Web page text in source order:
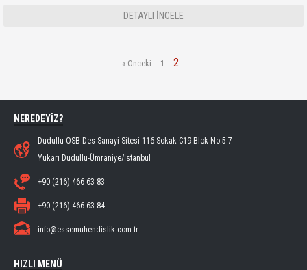
DETAYLI INCELE
« Önceki 1 2
NEREDEYİZ?
Dudullu OSB Des Sanayi Sitesi 116 Sokak C19 Blok No:5-7
Yukarı Dudullu-Ümraniye/İstanbul
+90 (216) 466 63 83
+90 (216) 466 63 84
info@essemuhendislik.com.tr
HIZLI MENÜ